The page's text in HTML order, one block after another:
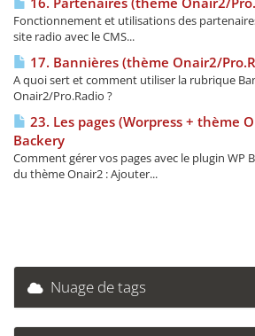
Fonctionnement et utilisations des
site radio avec le CMS...
17. Bannières (thème Onair2/
A quoi sert et comment utiliser la rubrique
Onair2/Pro.Radio ?
23. Les pages (Worpress + thème
Backery
Comment gérer vos pages avec le plugin WP
du thème Onair2 : Ajouter...
Nuage de tags